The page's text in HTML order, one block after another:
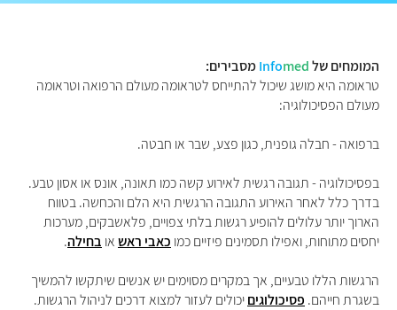
המומחים של Infomed
מסבירים:
טראומה היא מושג שיכול להתייחס לטראומה מעולם הרפואה וטראומה
מעולם הפסיכולוגיה:
ברפואה - חבלה גופנית, כגון פצע, שבר או חבטה.
בפסיכולוגיה -תגובה רגשית לאירוע קשה כמו תאונה, אונס או אסון טבע.
בדרך כלל לאחר האירוע התגובה הרגשית היא הלם והכחשה. בטווח
הארוך יותר עלולים להופיע רגשות בלתי צפויים, פלאשבקים, מערכות
יחסים מתוחות, ואפילו תסמינים פיזיים כמו כאבי ראשאו בחילה.
הרגשות הללו טבעיים, אך במקרים מסוימים יש אנשים שיתקשו להמשיך
בשגרת חייהם. פסיכולוגיםיכולים לעזור למצוא דרכים לניהול הרגשות.